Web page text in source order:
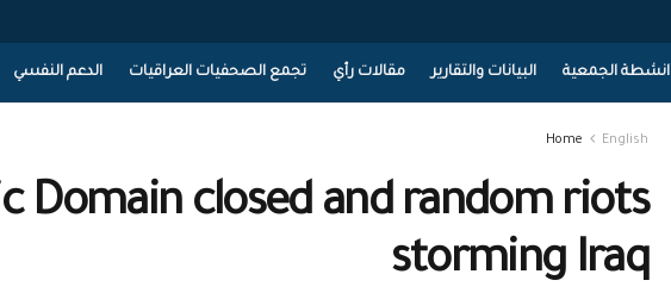
انشطة الجمعية البيانات والتقارير مقالات رأي تجمع الصحفيات العراقيات الدعم النفسي
Home English
Domain closed and random riots
storming Iraq